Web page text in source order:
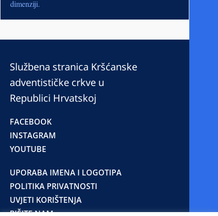
dimenziji.
Službena stranica Kršćanske
adventističke crkve u
Republici Hrvatskoj
FACEBOOK
INSTAGRAM
YOUTUBE
UPORABA IMENA I LOGOTIPA
POLITIKA PRIVATNOSTI
UVJETI KORIŠTENJA
PIŠITE NAM